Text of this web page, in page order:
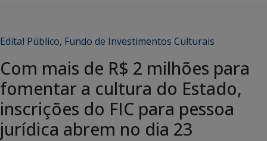
Edital Público, Fundo de Investimentos Culturais
Com mais de R$ 2 milhões para
fomentar a cultura do Estado,
inscrições do FIC para pessoa
jurídica abrem no dia 23